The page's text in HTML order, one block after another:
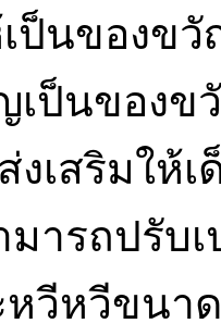
เป็นของข
เป็นของข
เสริมให้
มารถปรับ
วีหวีขนา